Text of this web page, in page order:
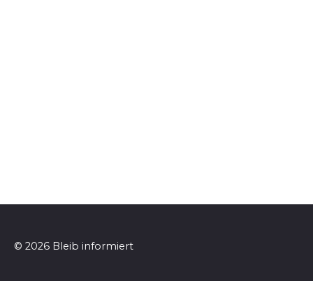
© 2026 Bleib informiert